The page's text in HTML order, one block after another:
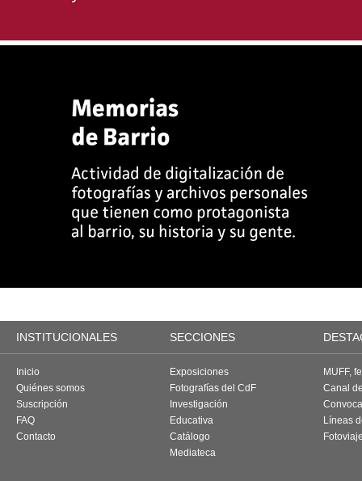
INSTITUCIONALES SECCIONES
Inicio
Quiénes somos
Suscripción
FAQ
Contacto
Exposiciones
Fotografías del CdF
Investigación
Educativa
Catálogo
Mediateca
MUFF,
Canal
Líneas